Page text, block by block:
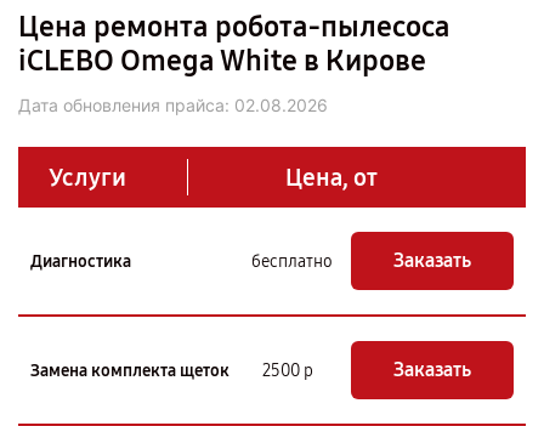
Цена ремонта робота-пылесоса
iCLEBO Omega White в Кирове
Дата обновления прайса: 02.08.2026
Услуги Цена, от
Диагностика бесплатно Заказать
Замена комплекта щеток 2500 р Заказать